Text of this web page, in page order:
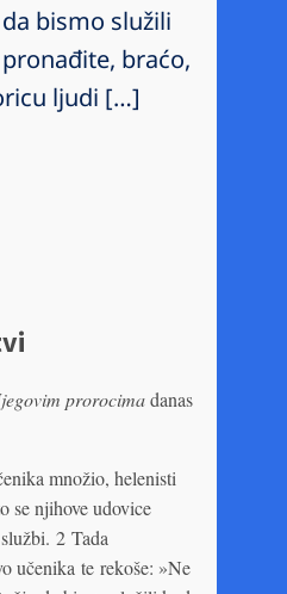
bismo služili
braćo,
ljudi […]
prorocimadanas
množio, helenisti
se njihove udovice
2 Tada
učenika te rekoše: »Ne